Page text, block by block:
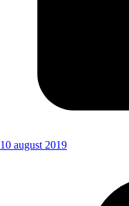
10 august 2019